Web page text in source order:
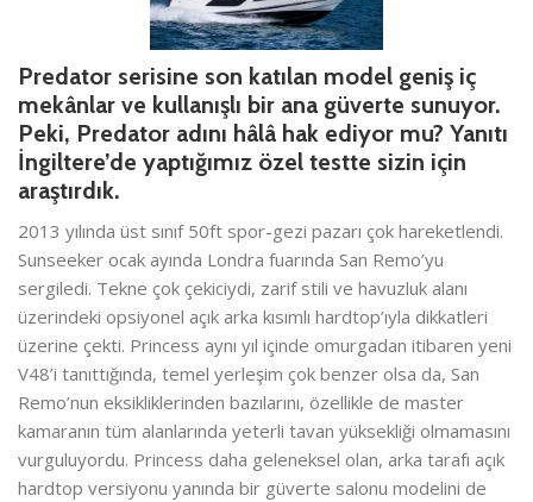
Predator serisine son katılan model geniş iç
mekânlar ve kullanışlı bir ana güverte sunuyor.
Peki, Predator adını hâlâ hak ediyor mu? Yanıtı
İngiltere’de yaptığımız özel testte sizin için
araştırdık.
2013 yılında üst sınıf 50ft spor-gezi pazarı çok hareketlendi.
Sunseeker ocak ayında Londra fuarında San Remo’yu
sergiledi. Tekne çok çekiciydi, zarif stili ve havuzluk alanı
üzerindeki opsiyonel açık arka kısımlı hardtop’ıyla dikkatleri
üzerine çekti. Princess aynı yıl içinde omurgadan itibaren yeni
V48’i tanıttığında, temel yerleşim çok benzer olsa da, San
Remo’nun eksikliklerinden bazılarını, özellikle de master
kamaranın tüm alanlarında yeterli tavan yüksekliği olmamasını
vurguluyordu. Princess daha geleneksel olan, arka tarafı açık
hardtop versiyonu yanında bir güverte salonu modelini de